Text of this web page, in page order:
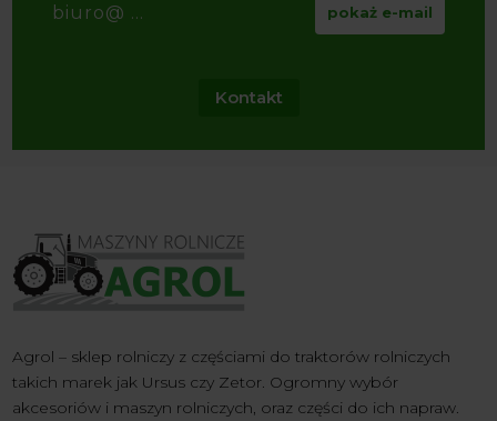
biuro@ ... pokaż e-mail
Kontakt
Agrol – sklep rolniczy z częściami do traktorów rolniczych
takich marek jak Ursus czy Zetor. Ogromny wybór
akcesoriów i maszyn rolniczych, oraz części do ich napraw.